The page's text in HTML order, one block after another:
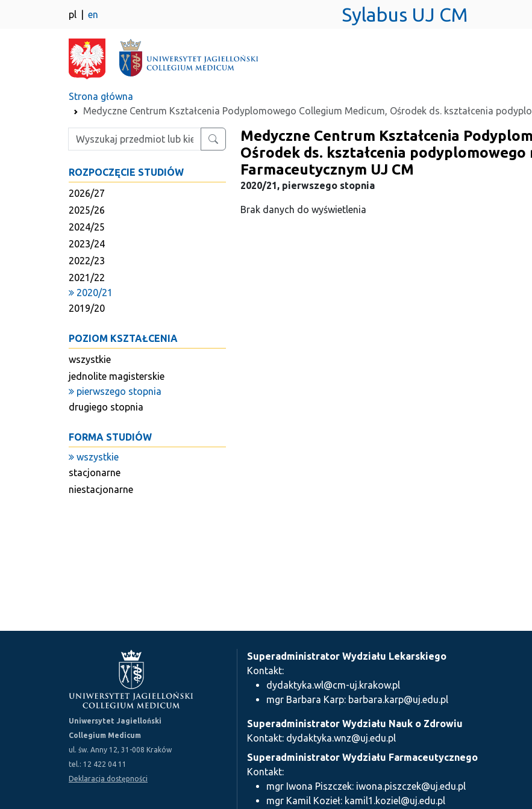
pl en Sylabus UJ CM
Strona główna
Medyczne Centrum Kształcenia Podyplomowego Collegium Medicum, Ośrodek ds. kształcenia
Wpisz szukaną frazę
ROZPOCZĘCIE STUDIÓW
2026/27
2025/26
2024/25
2023/24
2022/23
2021/22
2020/21
2019/20
POZIOM KSZTAŁCENIA
wszystkie
jednolite magisterskie
pierwszego stopnia
drugiego stopnia
FORMA STUDIÓW
wszystkie
stacjonarne
niestacjonarne
Medyczne Centrum Kształcenia
Ośrodek ds. kształcenia podyplomowego
Farmaceutycznym UJ CM
2020/21, pierwszego stopnia
Brak danych do wyświetlenia
Uniwersytet Jagielloński
Collegium Medicum
ul. św. Anny 12, 31-008 Kraków
tel.: 12 422 04 11
Deklaracja dostępności
Superadministrator Wydziału Lekarskiego
Kontakt:
dydaktyka.wl@cm-uj.krakow.pl
mgr Barbara Karp: barbara.karp@uj.edu.pl
Superadministrator Wydziału Nauk o Zdrowiu
Kontakt: dydaktyka.wnz@uj.edu.pl
Superadministrator Wydziału Farmaceutycznego
Kontakt:
mgr Iwona Piszczek: iwona.piszczek@uj.edu.pl
mgr Kamil Kozieł: kamil1.koziel@uj.edu.pl